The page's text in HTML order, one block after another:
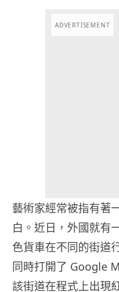
ADVERTISEMENT
藝術家經常被指有著
白。近日，外國就有
色貨車在不同的街道
同時打開了 Google
該街道在程式上出現